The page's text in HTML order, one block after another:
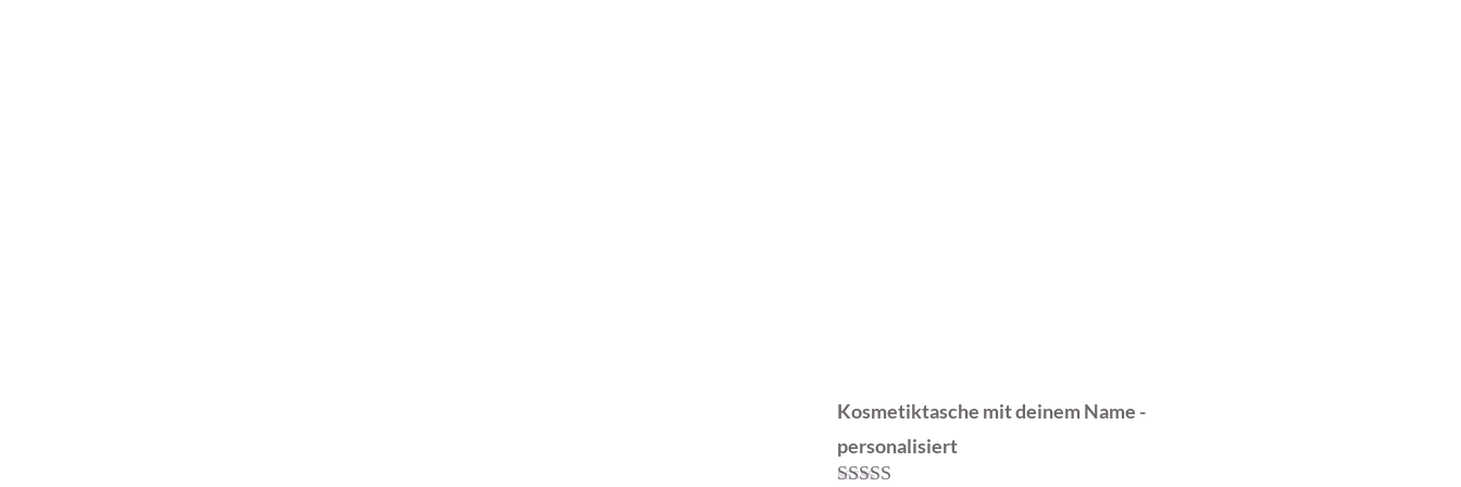
Kosmetiktasche mit deinem Name -
personalisiert